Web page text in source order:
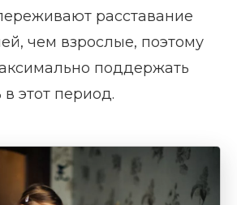
расставание
чем взрослые, поэтому
поддержать
этот период.